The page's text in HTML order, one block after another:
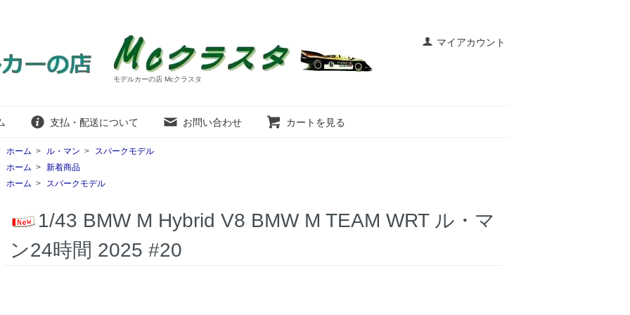
マイアカウント
モデルカーの店 Mcクラスタ
支払・配送について お問い合わせ カートを見る
ホーム > ル・マン >
スパークモデル
ホーム > 新着商品
ホーム > スパークモデル
1/43 BMW M Hybrid V8 BMW M TEAM WRT ル・マ
ン24時間 2025 #20